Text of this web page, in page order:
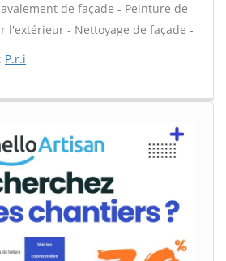
de façade - Peinture de
l'extérieur - Nettoyage de façade -
P.r.i